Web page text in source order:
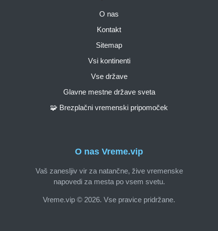
O nas Vreme.vip
Vaš zanesljiv vir za natančne, žive vremenske
napovedi za mesta po vsem svetu.
Vreme.vip © 2026. Vse pravice pridržane.
O nas
Kontakt
Sitemap
Vsi kontinenti
Vse države
Glavne mestne države sveta
🧩 Brezplačni vremenski pripomoček